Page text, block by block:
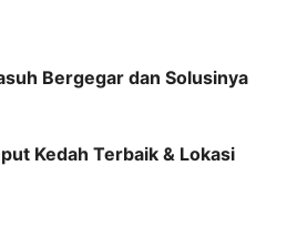
Bergegar dan Solusinya
Kedah Terbaik & Lokasi